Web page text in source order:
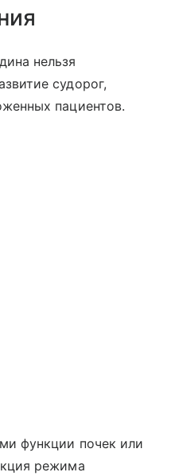
нельзя
судорог,
пациентов.
функции почек или
режима